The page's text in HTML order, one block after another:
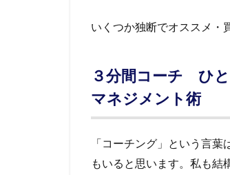
いくつか独断でオススメ・
３分間コーチ ひ
マネジメント術
「コーチング」という言
もいると思います。私も結